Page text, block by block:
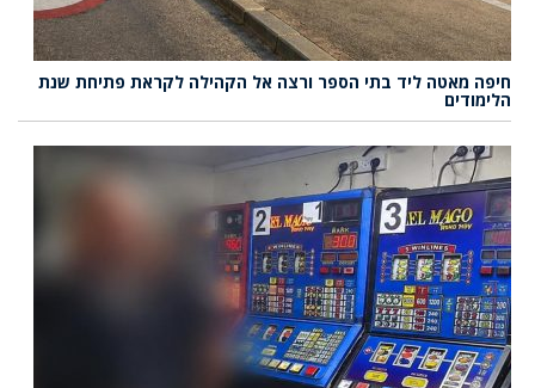
חיפה מאטה ליד בתי הספר ורצה אל הקהילה לקראת פתיחת שנת
הלימודים